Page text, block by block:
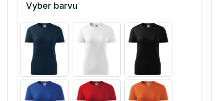
Vyber barvu